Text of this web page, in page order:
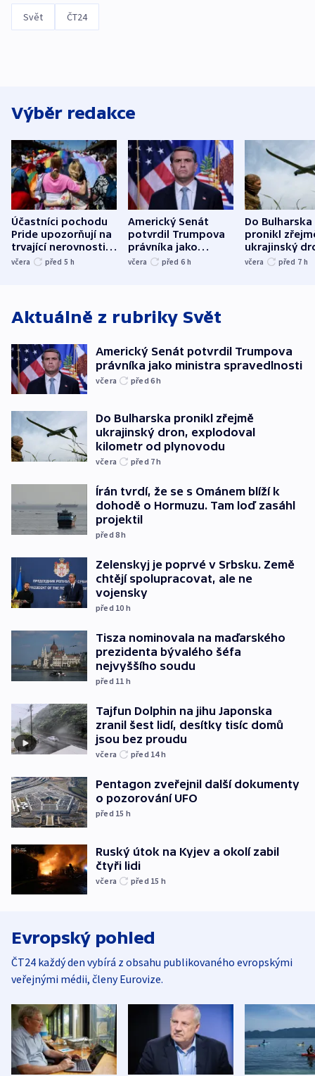
Svět ČT24
Výběr redakce
Účastníci pochodu
Pride upozorňují na
trvající nerovnosti i
společenskou
včera před 5 h
Americký Senát
potvrdil Trumpova
právníka jako
ministra
včera před 6 h
Do Bulharska
pronikl
ukrajinský
explodoval
včera před 7 h
Aktuálně z rubriky Svět
Americký Senát potvrdil Trumpova
právníka jako ministra spravedlnosti
včera před 6h
Do Bulharska pronikl zřejmě
ukrajinský dron, explodoval
kilometr od plynovodu
včera před 7h
Írán tvrdí, že se s Ománem blíží k
dohodě o Hormuzu. Tam loď zasáhl
projektil
před 8h
Zelenskyj je poprvé v Srbsku. Země
chtějí spolupracovat, ale ne
vojensky
před 10 h
Tisza nominovala na maďarského
prezidenta bývalého šéfa
nejvyššího soudu
před 11 h
Tajfun Dolphin na jihu Japonska
zranil šest lidí, desítky tisíc domů
jsou bez proudu
včera před 14h
Pentagon zveřejnil další dokumenty
o pozorování UFO
před 15 h
Ruský útok na Kyjev a okolí zabil
čtyři lidi
včera před 15 h
Evropský pohled
ČT24 každý den vybírá z obsahu publikovaného evropskými
veřejnými médii, členy Eurovize.